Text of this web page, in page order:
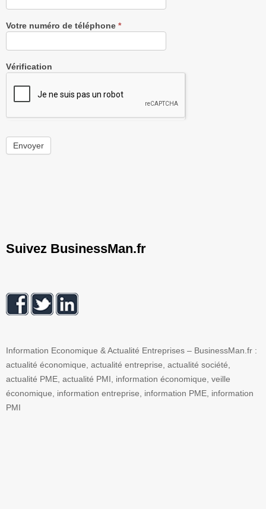
Votre numéro de téléphone *
Vérification
Envoyer
Suivez BusinessMan.fr
Information Economique & Actualité Entreprises – BusinessMan.fr :
actualité économique, actualité entreprise, actualité société,
actualité PME, actualité PMI, information économique, veille
économique, information entreprise, information PME, information
PMI